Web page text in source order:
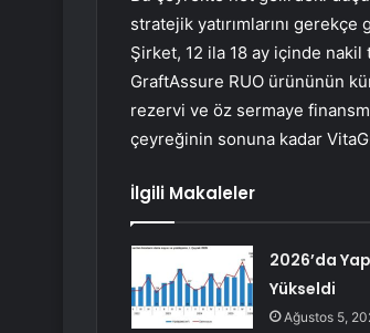
stratejik yatırımlarını
Şirket, 12 ila 18 ay içinde
GraftAssure RUO ürününün
rezervi ve öz sermaye
çeyreğinin sonuna kadar
İlgili Makaleler
2026’da
Yükseldi
Ağustos 5,